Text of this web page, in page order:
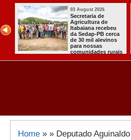
03 August 2026
Secretaria de
Agricultura de
Itabaiana recebeu
da Sedap-PB cerca
de 30 mil alevinos
para nossas
comunidades rurais
Home » » Deputado